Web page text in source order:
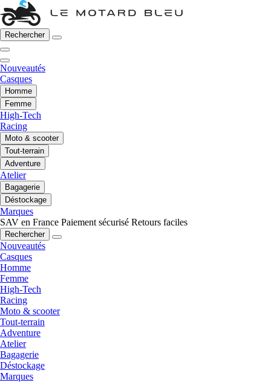
Rechercher
Nouveautés
Casques
Homme
Femme
High-Tech
Racing
Moto & scooter
Tout-terrain
Adventure
Atelier
Bagagerie
Déstockage
Marques
SAV en France Paiement sécurisé Retours faciles
Rechercher
Nouveautés
Casques
Homme
Femme
High-Tech
Racing
Moto & scooter
Tout-terrain
Adventure
Atelier
Bagagerie
Déstockage
Marques